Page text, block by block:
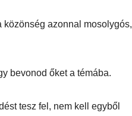
közönség azonnal mosolygós,
bevonod őket a témába.
tesz fel, nem kell egyből